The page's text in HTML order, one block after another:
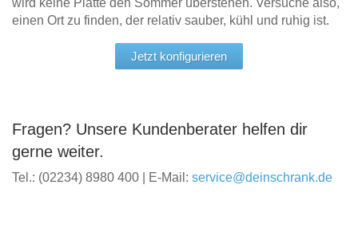
einen Ort zu finden, der relativ sauber, kühl und ruhig ist.
Jetzt konfigurieren
Fragen? Unsere Kundenberater helfen dir
gerne weiter.
Tel.: (02234) 8980 400 | E-Mail: service@deinschrank.de